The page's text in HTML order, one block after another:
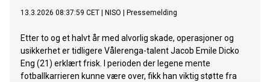
13.3.2026 08:37:59 CET NISO Pressemelding
Etter to og et halvt år med alvorlig skade, operasjoner og
usikkerhet er tidligere Vålerenga-talent Jacob Emile Dicko
Eng (21) erklært frisk. I perioden der legene mente
fotballkarrieren kunne være over, fikk han viktig støtte fra